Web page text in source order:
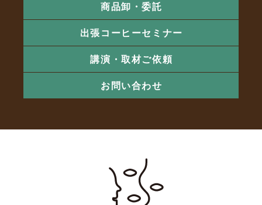
商品卸・委託
出張コーヒーセミナー
講演・取材ご依頼
お問い合わせ